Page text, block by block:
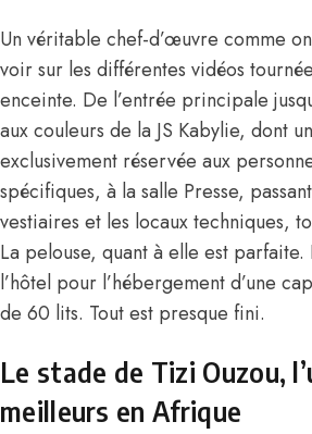
Un véritable chef-d’œuvre comme
voir sur les différentes vidéos
enceinte. De l’entrée principale
aux couleurs de la JS Kabylie, dont
exclusivement réservée aux
spécifiques, à la salle Presse,
vestiaires et les locaux techniques,
La pelouse, quant à elle est
l’hôtel pour l’hébergement d’une
de 60 lits. Tout est presque fini.
Le stade de Tizi Ouzou,
meilleurs en Afrique